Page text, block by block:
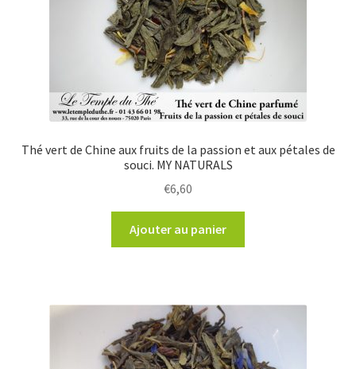
Thé vert de Chine aux fruits de la passion et aux pétales de
souci. MY NATURALS
€6,60
Ajouter au panier